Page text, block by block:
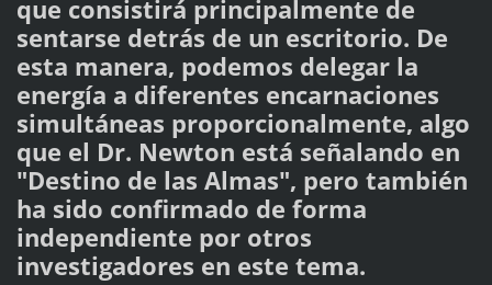
que consistirá principalmente de
sentarse detrás de un escritorio. De
esta manera, podemos delegar la
energía a diferentes encarnaciones
simultáneas proporcionalmente, algo
que el Dr. Newton está señalando en
"Destino de las Almas", pero también
ha sido confirmado de forma
independiente por otros
investigadores en este tema.